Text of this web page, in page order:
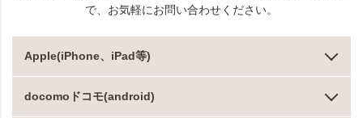
で、お気軽にお問い合わせください。
Apple(iPhone、iPad等)
docomoドコモ(android)